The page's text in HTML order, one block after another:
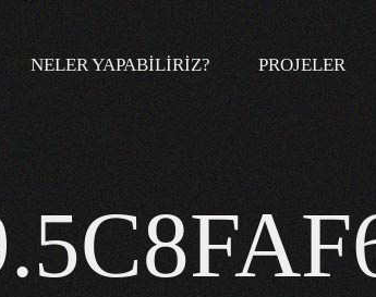
NELER YAPABILIRIZ? PROJELER